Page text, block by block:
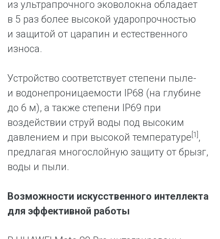
из ультрапрочного эковолокна обладает
в 5 раз более высокой ударопрочностью
и защитой от царапин и естественного
износа.
Устройство соответствует степени пыле-
и водонепроницаемости IP68 (на глубине
до 6 м), а также степени IP69 при
воздействии струй воды под высоким
давлением и при высокой температуре [1] ,
предлагая многослойную защиту от брызг,
воды и пыли.
Возможности искусственного интеллекта
для эффективной работы